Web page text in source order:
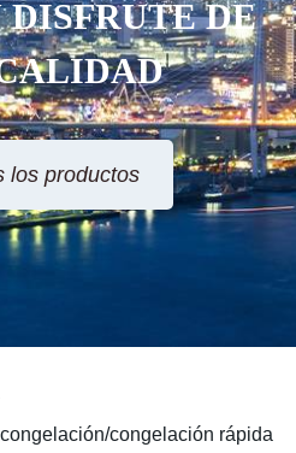
DE
los productos
congelación rápida